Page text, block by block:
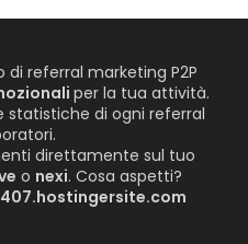
referral marketing P2P
per la tua attività.
di ogni referral
direttamente sul tuo
o nexi. Cosa aspetti?